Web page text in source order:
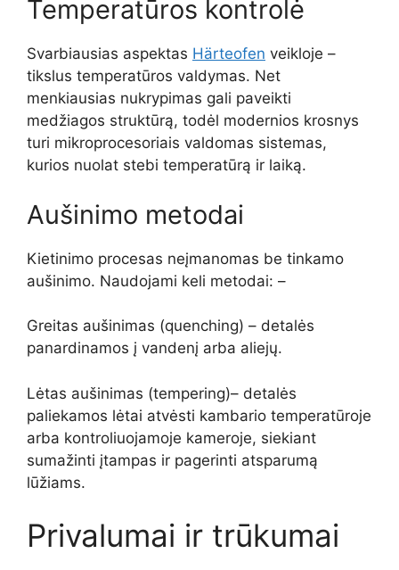
Temperatūros kontrolė
Svarbiausias aspektas Härteofen veikloje –
tikslus temperatūros valdymas. Net
menkiausias nukrypimas gali paveikti
medžiagos struktūrą, todėl modernios krosnys
turi mikroprocesoriais valdomas sistemas,
kurios nuolat stebi temperatūrą ir laiką.
Aušinimo metodai
Kietinimo procesas neįmanomas be tinkamo
aušinimo. Naudojami keli metodai: –
Greitas aušinimas (quenching) – detalės
panardinamos į vandenį arba aliejų.
Lėtas aušinimas (tempering)– detalės
paliekamos lėtai atvėsti kambario temperatūroje
arba kontroliuojamoje kameroje, siekiant
sumažinti įtampas ir pagerinti atsparumą
lūžiams.
Privalumai ir trūkumai